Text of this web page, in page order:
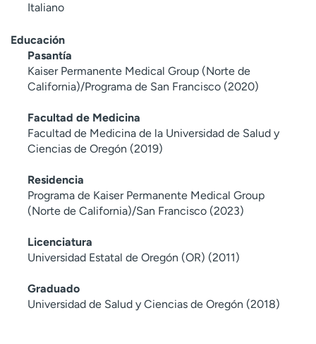
Italiano
Educación
Pasantía
Kaiser Permanente Medical Group (Norte de
California)/Programa de San Francisco (2020)
Facultad de Medicina
Facultad de Medicina de la Universidad de Salud y
Ciencias de Oregón (2019)
Residencia
Programa de Kaiser Permanente Medical Group
(Norte de California)/San Francisco (2023)
Licenciatura
Universidad Estatal de Oregón (OR) (2011)
Graduado
Universidad de Salud y Ciencias de Oregón (2018)